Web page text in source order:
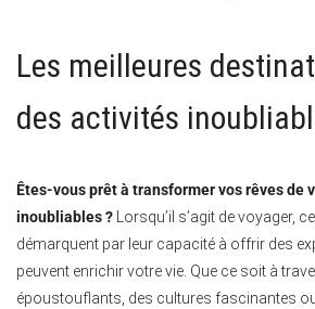
Les meilleures
des activités
Êtes-vous prêt à transformer vos rêves de
inoubliables ? Lorsqu’il s’agit de voyager,
démarquent par leur capacité à offrir des
peuvent enrichir votre vie. Que ce soit à
époustouflants, des cultures fascinantes